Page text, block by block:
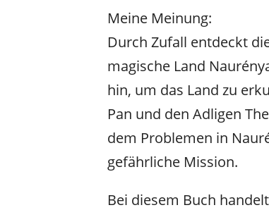
Meine Meinung:
Durch Zufall entdeckt
magische Land
hin, um das Land zu
Pan und den Adligen
dem Problemen in
gefährliche Mission.
Bei diesem Buch